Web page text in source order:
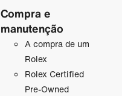
Compra e
manutenção
A compra de um
Rolex
Rolex Certified
Pre-Owned